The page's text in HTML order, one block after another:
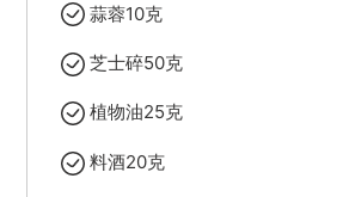
蒜蓉10克
芝士碎50克
植物油25克
料酒20克